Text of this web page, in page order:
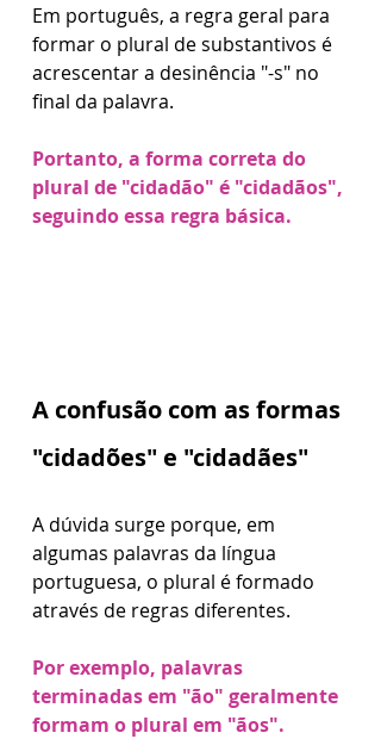
Em português, a regra geral para
formar o plural de substantivos é
acrescentar a desinência "-s" no
final da palavra.
Portanto, a forma correta do
plural de "cidadão" é "cidadãos",
seguindo essa regra básica.
A confusão com as formas
"cidadões" e "cidadães"
A dúvida surge porque, em
algumas palavras da língua
portuguesa, o plural é formado
através de regras diferentes.
Por exemplo, palavras
terminadas em "ão" geralmente
formam o plural em "ãos".